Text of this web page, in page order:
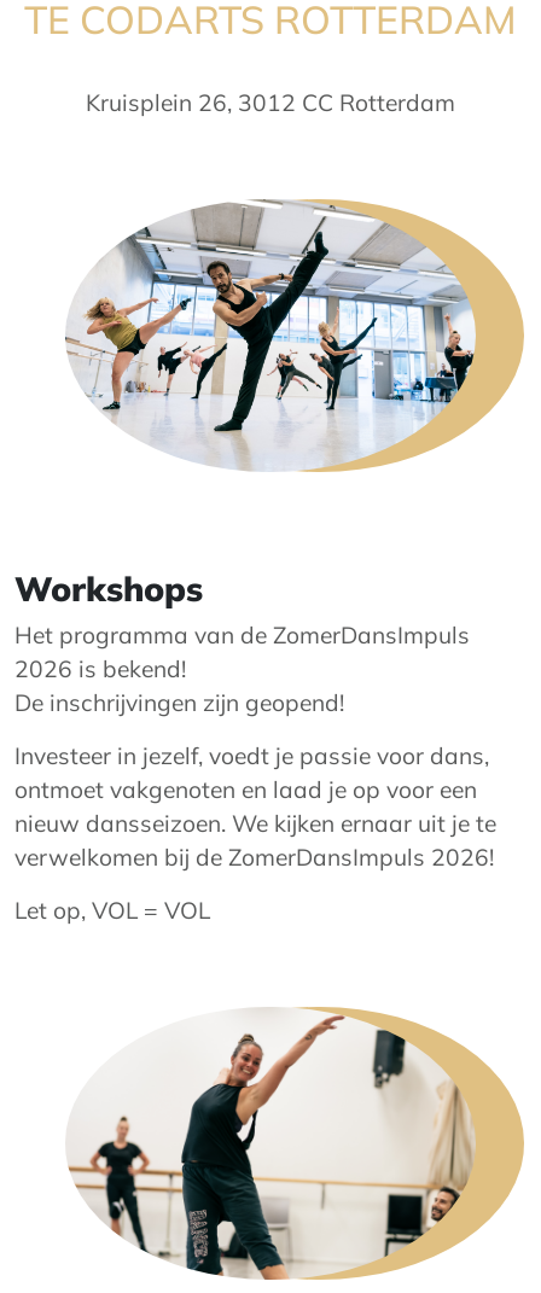
TE CODARTS ROTTERDAM
Kruisplein 26, 3012 CC Rotterdam
Workshops
Het programma van de ZomerDansImpuls
2026 is bekend!
De inschrijvingen zijn geopend!
Investeer in jezelf, voedt je passie voor dans,
ontmoet vakgenoten en laad je op voor een
nieuw dansseizoen. We kijken ernaar uit je te
verwelkomen bij de ZomerDansImpuls 2026!
Let op, VOL = VOL